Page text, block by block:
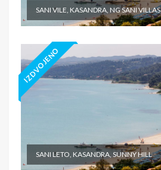
SANI VILE, KASANDRA, NG SANI VILLAS
IZDVOJENO
SANI LETO, KASANDRA, SUNNY HILL